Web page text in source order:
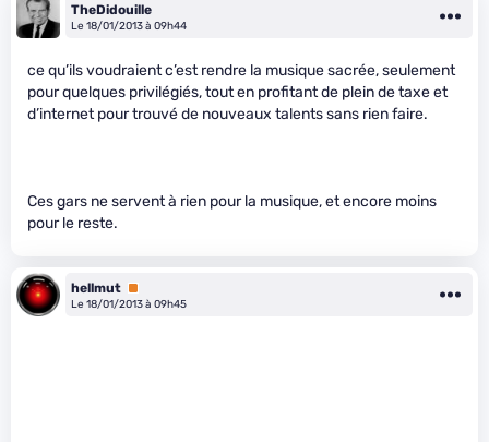
TheDidouille
Le 18/01/2013 à 09h44
ce qu’ils voudraient c’est rendre la musique sacrée, seulement
pour quelques privilégiés, tout en profitant de plein de taxe et
d’internet pour trouvé de nouveaux talents sans rien faire.
Ces gars ne servent à rien pour la musique, et encore moins
pour le reste.
hellmut Premium
Le 18/01/2013 à 09h45